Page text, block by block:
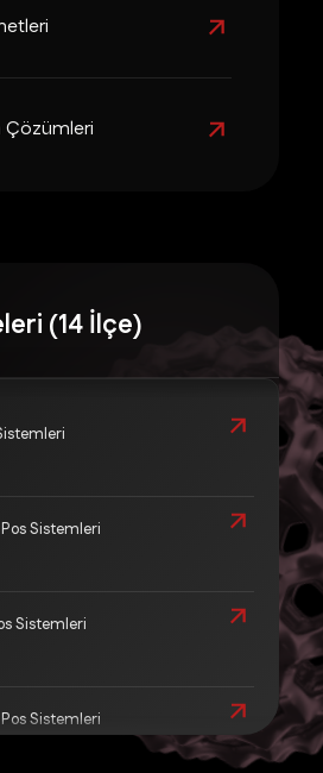
Çözümleri
(14 İlçe)
Sistemleri
Sistemleri
Sistemleri